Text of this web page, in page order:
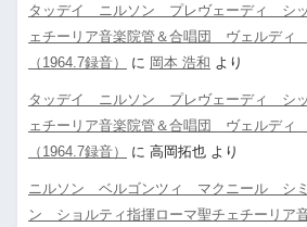
タッデイ ニルソン プレヴェーディ シッ
ェチーリア音楽院管＆合唱団 ヴェルディ
（1964.7録音）
に 岡本 浩和 より
タッデイ ニルソン プレヴェーディ シッ
ェチーリア音楽院管＆合唱団 ヴェルディ
（1964.7録音）
に 高岡拓也 より
ニルソン ベルゴンツィ マクニール シ
ン ショルティ指揮ローマ聖チェチーリア